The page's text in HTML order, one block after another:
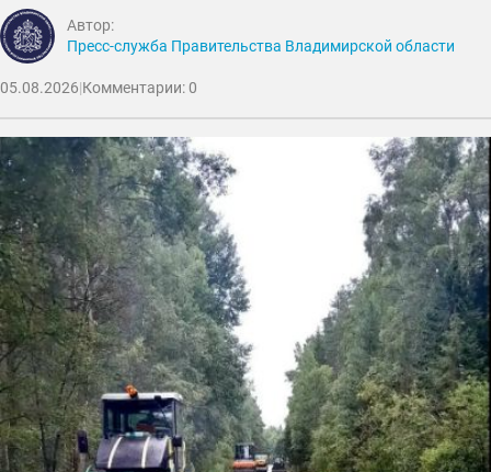
Автор:
Пресс-служба Правительства Владимирской области
05.08.2026|Комментарии: 0